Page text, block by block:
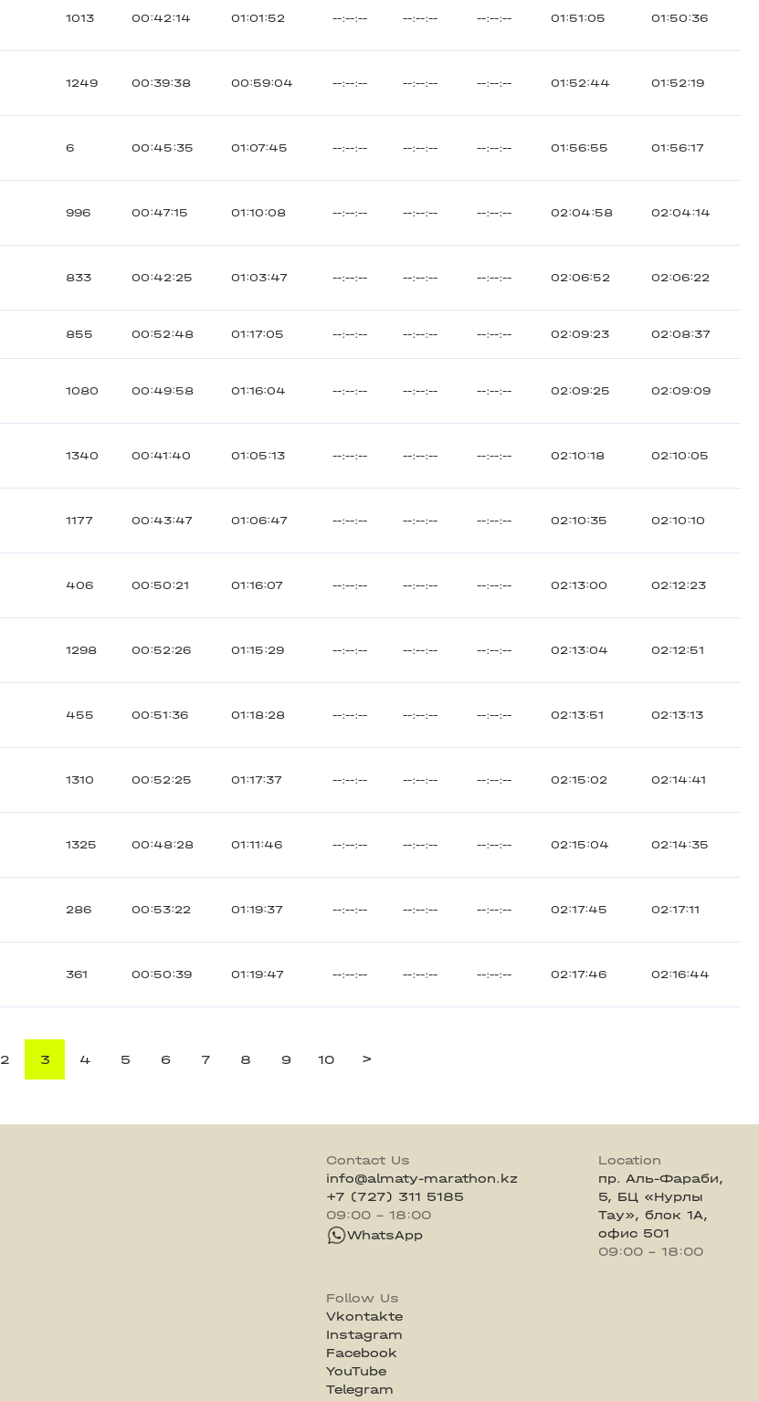
1013 00:42:14 01:01:52 --:--:-- --:--:-- --:--:-- 01:51:05 01:50:36
1249 00:39:38 00:59:04 --:--:-- --:--:-- --:--:-- 01:52:44 01:52:19
6 00:45:35 01:07:45 --:--:-- --:--:-- --:--:-- 01:56:55 01:56:17
996 00:47:15 01:10:08 --:--:-- --:--:-- --:--:-- 02:04:58 02:04:14
833 00:42:25 01:03:47 --:--:-- --:--:-- --:--:-- 02:06:52 02:06:22
855 00:52:48 01:17:05 --:--:-- --:--:-- --:--:-- 02:09:23 02:08:37
1080 00:49:58 01:16:04 --:--:-- --:--:-- --:--:-- 02:09:25 02:09:09
1340 00:41:40 01:05:13 --:--:-- --:--:-- --:--:-- 02:10:18 02:10:05
1177 00:43:47 01:06:47 --:--:-- --:--:-- --:--:-- 02:10:35 02:10:10
406 00:50:21 01:16:07 --:--:-- --:--:-- --:--:-- 02:13:00 02:12:23
1298 00:52:26 01:15:29 --:--:-- --:--:-- --:--:-- 02:13:04 02:12:51
455 00:51:36 01:18:28 --:--:-- --:--:-- --:--:-- 02:13:51 02:13:13
1310 00:52:25 01:17:37 --:--:-- --:--:-- --:--:-- 02:15:02 02:14:41
1325 00:48:28 01:11:46 --:--:-- --:--:-- --:--:-- 02:15:04 02:14:35
286 00:53:22 01:19:37 --:--:-- --:--:-- --:--:-- 02:17:45 02:17:11
361 00:50:39 01:19:47 --:--:-- --:--:-- --:--:-- 02:17:46 02:16:44
2 3 4 5 6 7 8 9 10 >
Contact Us
info@almaty-marathon.kz
+7 (727) 311 5185
09:00 - 18:00
WhatsApp
Location
пр. Аль-Фараби,
5, БЦ «Нурлы
Тау», блок 1А,
офис 501
09:00 - 18:00
Follow Us
Vkontakte
Instagram
Facebook
YouTube
Telegram